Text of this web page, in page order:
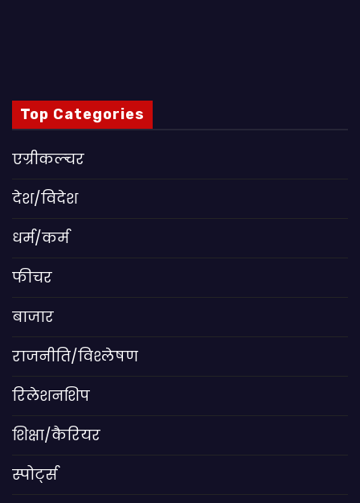
Top Categories
एग्रीकल्चर
देश/विदेश
धर्म/कर्म
फीचर
बाजार
राजनीति/विश्लेषण
रिलेशनशिप
शिक्षा/कैरियर
स्पोर्ट्स